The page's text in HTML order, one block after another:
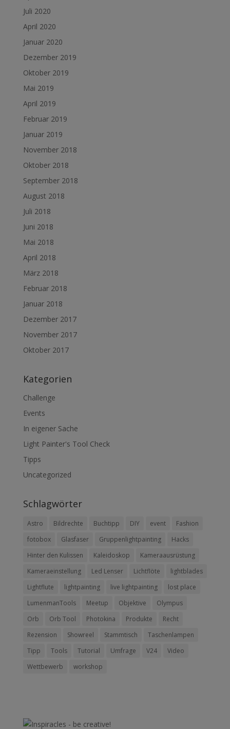
Juli 2020
April 2020
Januar 2020
Dezember 2019
Oktober 2019
Mai 2019
April 2019
Februar 2019
Januar 2019
November 2018
Oktober 2018
September 2018
August 2018
Juli 2018
Juni 2018
Mai 2018
April 2018
März 2018
Februar 2018
Januar 2018
Dezember 2017
November 2017
Oktober 2017
Kategorien
Challenge
Events
In eigener Sache
Light Painter's Tool Check
Tipps
Uncategorized
Schlagwörter
Astro Bildrechte Buchtipp DIY event
Fashion
fotobox
Glasfaser Gruppenlightpainting
Hacks
Hinter den Kulissen
Kaleidoskop
Kameraausrüstung
Kameraeinstellung
Led Lenser Lichtflöte
lightblades
Lightflute
lightpainting live lightpainting
lost place
LumenmanTools
Meetup Objektive
Olympus
Orb
Orb Tool Photokina Produkte
Recht
Rezension
Showreel Stammtisch
Taschenlampen
Tipp
Tools Tutorial Umfrage V24
Video
Wettbewerb
workshop